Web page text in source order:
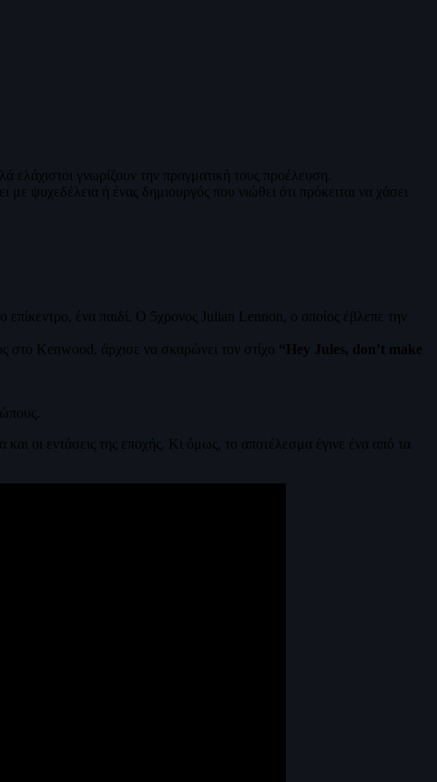
ελάχιστοι γνωρίζουν την πραγματική τους προέλευση.
ψυχεδέλεια ή ένας δημιουργός που νιώθει ότι πρόκειται να χάσει
ένα παιδί. Ο 5χρονος Julian Lennon, ο οποίος έβλεπε την
στο Kenwood, άρχισε να σκαρώνει τον στίχο “Hey Jules, don’t make
οι εντάσεις της εποχής. Κι όμως, το αποτέλεσμα έγινε ένα από τα